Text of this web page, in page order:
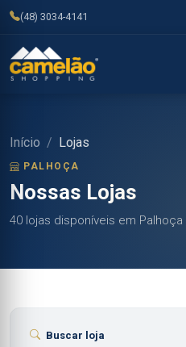
(48) 3034-4141
Início Lojas
PALHOÇA
Nossas Lojas
40 lojas disponíveis em Palhoça
Buscar loja